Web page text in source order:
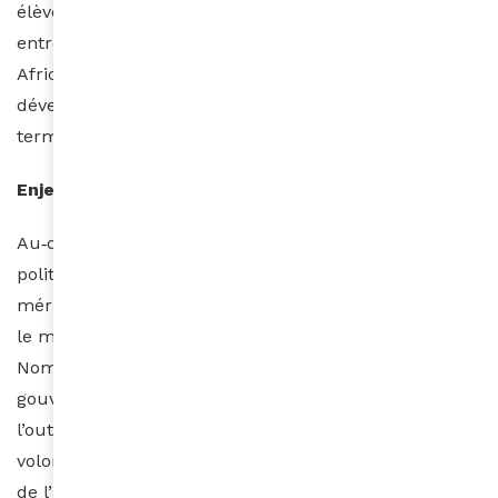
élèves dans leur langue maternelle. Dans un
entretien, Aisha Walcott-Bryant (Google Research
Africa) résume l’enjeu : permettre aux Africains de
développer des technologies « selon leurs propres
termes et dans leurs propres langues ».
Enjeux politiques et symboliques
Au‑delà de la technologie, WAXAL porte une poids
politique : reconnaître que les langues africaines
méritent la même place que l’anglais, le français ou
le mandarin dans l’architecture de l’IA globale.
Nommer le projet par un mot wolof, confier la
gouvernance à des universités africaines, penser
l’outil comme open data contrôlée : tout indique une
volonté affichée de ne pas reproduire, dans le champ
de l’IA, les mécanismes de domination linguistique et